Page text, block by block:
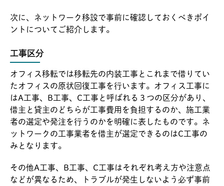
次に、ネットワーク移設で事前に確認しておくべきポイ
ントについてご紹介します。
工事区分
オフィス移転では移転先の内装工事とこれまで借りてい
たオフィスの原状回復工事を行います。オフィス工事に
はA工事、B工事、C工事と呼ばれる３つの区分があり、
借主と貸主のどちらが工事費用を負担するのか、施工業
者の選定や発注を行うのかを明確に表したものです。ネ
ットワークの工事業者を借主が選定できるのはC工事の
みとなります。
その他A工事、B工事、C工事はそれぞれ考え方や注意点
などが異なるため、トラブルが発生しないよう必ず事前